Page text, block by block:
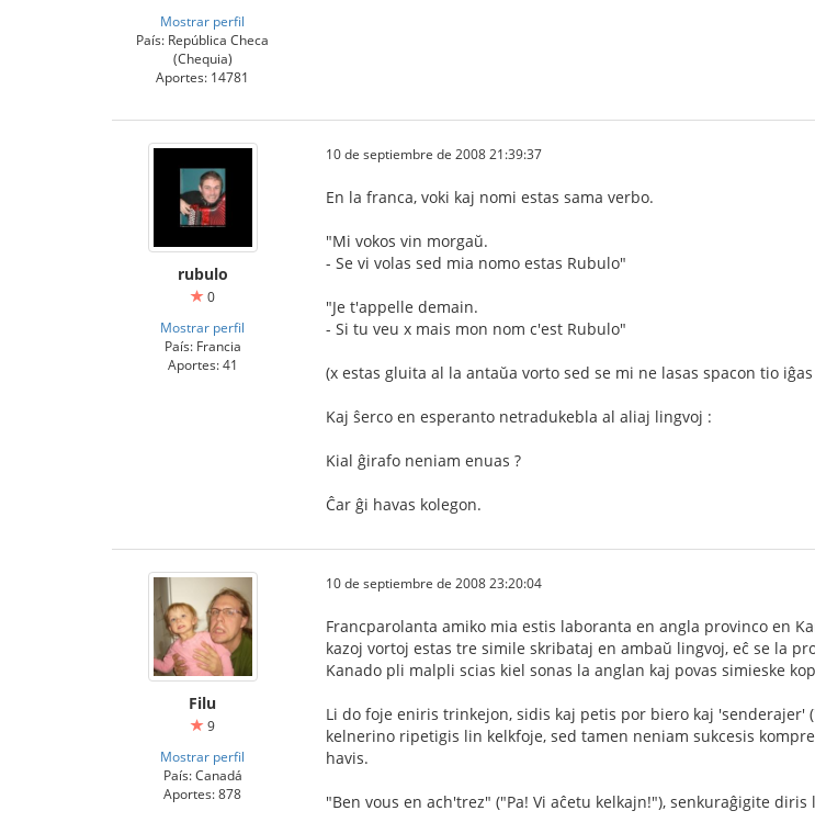
Mostrar perfil
País: República Checa
(Chequia)
Aportes: 14781
rubulo
0
Mostrar perfil
País: Francia
Aportes: 41
10 de septiembre de 2008 21:39:37
En la franca, voki kaj nomi estas sama verbo.
"Mi vokos vin morgaŭ.
- Se vi volas sed mia nomo estas Rubulo"
"Je t'appelle demain.
- Si tu veu x mais mon nom c'est Rubulo"
(x estas gluita al la antaŭa vorto sed se mi ne lasas spacon tio
Kaj ŝerco en esperanto netradukebla al aliaj lingvoj :
Kial ĝirafo neniam enuas ?
Ĉar ĝi havas kolegon.
Filu
9
Mostrar perfil
País: Canadá
Aportes: 878
10 de septiembre de 2008 23:20:04
Francparolanta amiko mia estis laboranta en angla provinco en
kazoj vortoj estas tre simile skribataj en ambaŭ lingvoj, eĉ se la
Kanado pli malpli scias kiel sonas la anglan kaj povas simieske
Li do foje eniris trinkejon, sidis kaj petis por biero kaj
kelnerino ripetigis lin kelkfoje, sed tamen neniam sukcesis
havis.
"Ben vous en ach'trez" ("Pa! Vi aĉetu kelkajn!"), senkuraĝigite diris